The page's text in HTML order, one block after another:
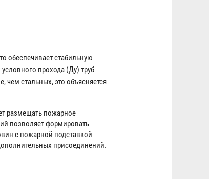
обеспечивает стабильную
прохода (Ду) труб
чем стальных, это объясняется
размещать пожарное
позволяет формировать
с пожарной подставкой
присоединений.